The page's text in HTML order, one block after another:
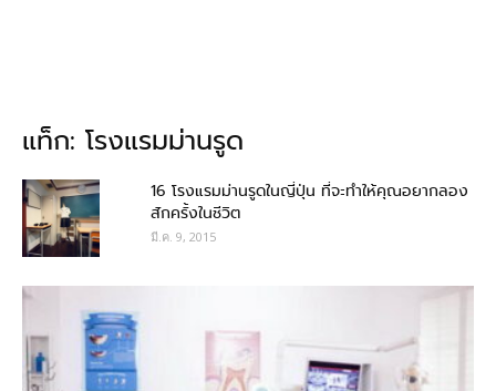
แท็ก: โรงแรมม่านรูด
16 โรงแรมม่านรูดในญี่ปุ่น ที่จะทำให้คุณอยากลอง
สักครั้งในชีวิต
มี.ค. 9, 2015